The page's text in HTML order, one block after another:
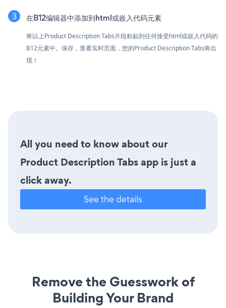
在B12编辑器中添加到html或嵌入代码元素
将以上Product Description Tabs片段粘贴到任何接受html或嵌入代码的
B12元素中。保存，查看实时页面，您的Product Description Tabs将出
现！
All you need to know about our
Product Description Tabs app is just a
click away.
See the details
Remove the Guesswork of
Building Your Brand